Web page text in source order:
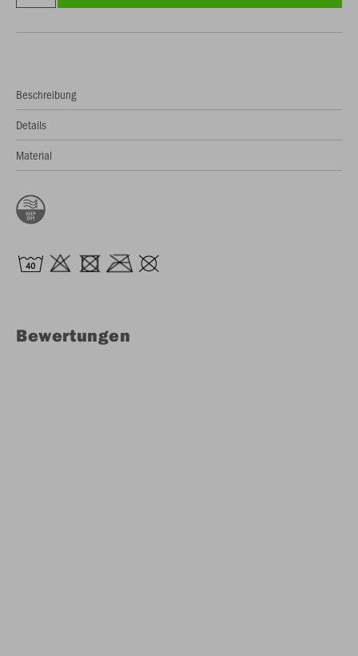
Beschreibung
Details
Material
Bewertungen